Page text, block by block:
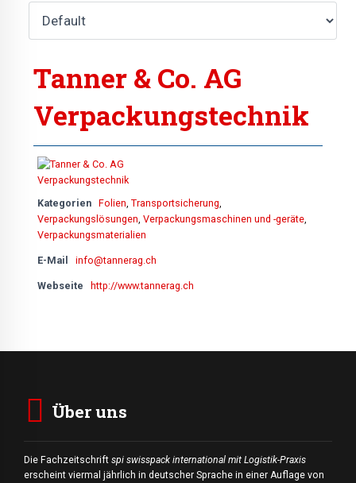
Tanner & Co. AG
Verpackungstechnik
Kategorien Folien Transportsicherung
Verpackungslösungen Verpackungsmaschinen und -geräte
Verpackungsmaterialien
E-Mail info@tannerag.ch
Webseite http://www.tannerag.ch
Über uns
Die Fachzeitschrift spi swisspack international mit Logistik-Praxis
erscheint viermal jährlich in deutscher Sprache in einer Auflage von